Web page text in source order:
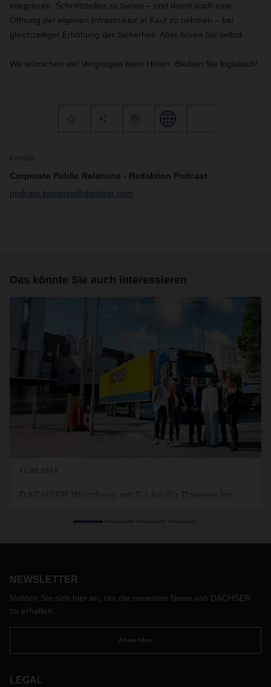
integrieren, Schnittstellen zu bieten – und damit auch eine
Öffnung der eigenen Infrastruktur in Kauf zu nehmen – bei
gleichzeitiger Erhöhung der Sicherheit. Aber hören Sie selbst.
Wir wünschen viel Vergnügen beim Hören. Bleiben Sie logistisch!
Kontakt
Corporate Public Relations - Redaktion Podcast
podcast.kempten@dachser.com
Das könnte Sie auch interessieren
21.05.2024
Mai der erste E-Lkw in der Region Mainfranken unterwegs.
Ochsenfurt/Goßmannsdorf am Main ein Werk betreibt.
NEWSLETTER
Melden Sie sich hier an, um die neuesten News von DACHSER
zu erhalten.
Anmelden
LEGAL